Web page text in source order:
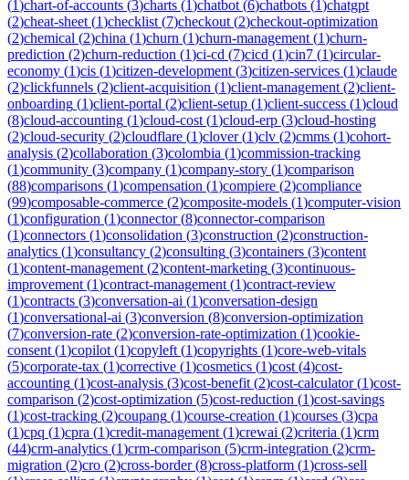
(1)chart-of-accounts (3)charts (1)chatbot (6)chatbots (1)chatgpt
(2)cheat-sheet (1)checklist (7)checkout (2)checkout-optimization
(2)chemical (2)china (1)churn (1)churn-management (1)churn-
prediction (2)churn-reduction (1)ci-cd (7)cicd (1)cin7 (1)circular-
economy (1)cis (1)citizen-development (3)citizen-services (1)claude
(2)clickfunnels (2)client-acquisition (1)client-management (2)client-
onboarding (1)client-portal (2)client-setup (1)client-success (1)cloud
(8)cloud-accounting (1)cloud-cost (1)cloud-erp (3)cloud-hosting
(2)cloud-security (2)cloudflare (1)clover(1)clv (2)cmms (1)cohort-
analysis (2)collaboration (3)colombia (1)commission-tracking
(1)community (3)company (1)company-story (1)comparison
(88)comparisons (1)compensation (1)compiere (2)compliance
(99)composable-commerce (2)composite-models (1)computer-vision
(1)configuration (1)connector(8)connector-comparison
(1)connectors (1)consolidation (3)construction (2)construction-
analytics (1)consultancy (2)consulting (3)containers (3)content
(1)content-management (2)content-marketing (3)continuous-
improvement (1)contract-management (1)contract-review
(1)contracts (3)conversation-ai (1)conversation-design
(1)conversational-ai (3)conversion (8)conversion-optimization
(7)conversion-rate (2)conversion-rate-optimization (1)cookie-
consent (1)copilot (1)copyleft (1)copyrights (1)core-web-vitals
(5)corporate-tax (1)corrective (1)cosmetics (1)cost (4)cost-
accounting (1)cost-analysis (3)cost-benefit (2)cost-calculator(1)cost-
comparison (2)cost-optimization (5)cost-reduction (1)cost-savings
(1)cost-tracking (2)coupang (1)course-creation (1)courses (3)cpa
(1)cpq (1)cpra (1)credit-management (1)crewai (2)criteria (1)crm
(44)crm-analytics (1)crm-comparison (5)crm-integration (2)crm-
migration (2)cro (2)cross-border(8)cross-platform (1)cross-sell